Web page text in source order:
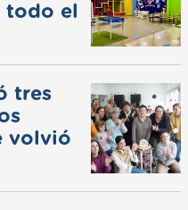
todo el
tres
volvió